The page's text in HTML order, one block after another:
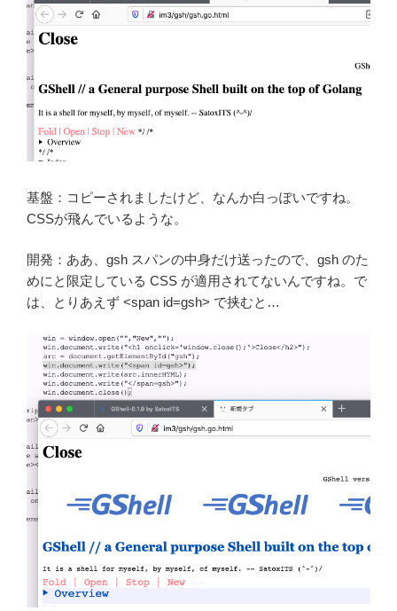
基盤：コピーされましたけど、なんか白っぽいですね。
CSSが飛んでいるような。
開発：ああ、gsh スパンの中身だけ送ったので、gsh のた
めにと限定している CSS が適用されてないんですね。で
は、とりあえず <span id=gsh> で挟むと…